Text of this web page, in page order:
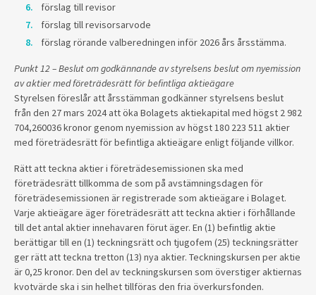
förslag till revisor
förslag till revisorsarvode
förslag rörande valberedningen inför 2026 års årsstämma.
Punkt 12 – Beslut om godkännande av styrelsens beslut om nyemission
av aktier med företrädesrätt för befintliga aktieägare
Styrelsen föreslår att årsstämman godkänner styrelsens beslut
från den 27 mars 2024 att öka Bolagets aktiekapital med högst 2 982
704,260036 kronor genom nyemission av högst 180 223 511 aktier
med företrädesrätt för befintliga aktieägare enligt följande villkor.
Rätt att teckna aktier i företrädesemissionen ska med
företrädesrätt tillkomma de som på avstämningsdagen för
företrädesemissionen är registrerade som aktieägare i Bolaget.
Varje aktieägare äger företrädesrätt att teckna aktier i förhållande
till det antal aktier innehavaren förut äger. En (1) befintlig aktie
berättigar till en (1) teckningsrätt och tjugofem (25) teckningsrätter
ger rätt att teckna tretton (13) nya aktier. Teckningskursen per aktie
är 0,25 kronor. Den del av teckningskursen som överstiger aktiernas
kvotvärde ska i sin helhet tillföras den fria överkursfonden.